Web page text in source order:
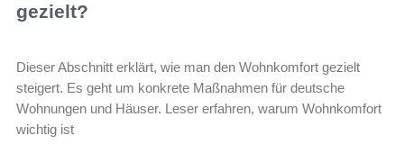
gezielt?
Dieser Abschnitt erklärt, wie man den Wohnkomfort gezielt
steigert. Es geht um konkrete Maßnahmen für deutsche
Wohnungen und Häuser. Leser erfahren, warum Wohnkomfort
wichtig ist